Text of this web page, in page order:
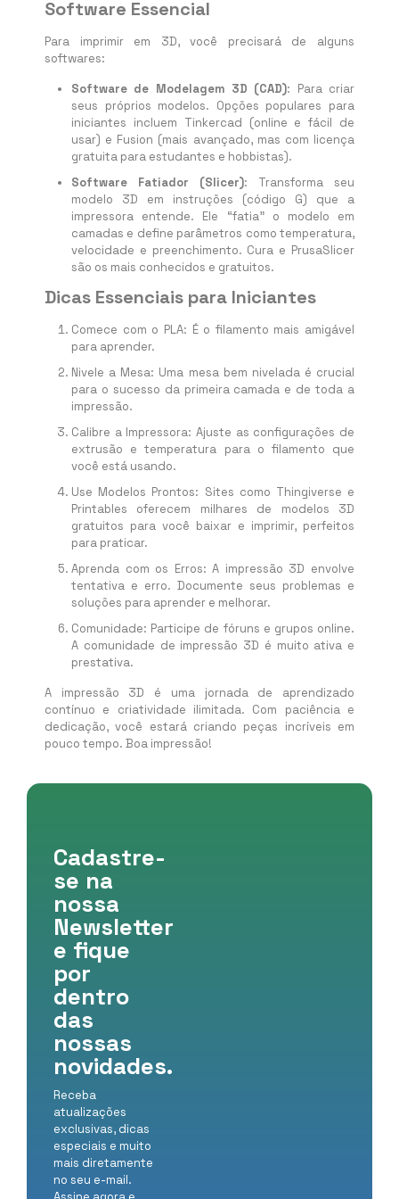
Software Essencial
Para imprimir em 3D, você precisará de alguns
softwares:
Software de Modelagem 3D (CAD): Para criar
seus próprios modelos. Opções populares para
iniciantes incluem Tinkercad (online e fácil de
usar) e Fusion (mais avançado, mas com licença
gratuita para estudantes e hobbistas).
Software Fatiador (Slicer): Transforma seu
modelo 3D em instruções (código G) que a
impressora entende. Ele “fatia” o modelo em
camadas e define parâmetros como temperatura,
velocidade e preenchimento. Cura e PrusaSlicer
são os mais conhecidos e gratuitos.
Dicas Essenciais para Iniciantes
Comece com o PLA: É o filamento mais amigável
para aprender.
Nivele a Mesa: Uma mesa bem nivelada é crucial
para o sucesso da primeira camada e de toda a
impressão.
Calibre a Impressora: Ajuste as configurações de
extrusão e temperatura para o filamento que
você está usando.
Use Modelos Prontos: Sites como Thingiverse e
Printables oferecem milhares de modelos 3D
gratuitos para você baixar e imprimir, perfeitos
para praticar.
Aprenda com os Erros: A impressão 3D envolve
tentativa e erro. Documente seus problemas e
soluções para aprender e melhorar.
Comunidade: Participe de fóruns e grupos online.
A comunidade de impressão 3D é muito ativa e
prestativa.
A impressão 3D é uma jornada de aprendizado
contínuo e criatividade ilimitada. Com paciência e
dedicação, você estará criando peças incríveis em
pouco tempo. Boa impressão!
Cadastre-
se na
nossa
Newsletter
e fique
por
dentro
das
nossas
novidades.
Receba
atualizações
exclusivas, dicas
especiais e muito
mais diretamente
no seu e-mail.